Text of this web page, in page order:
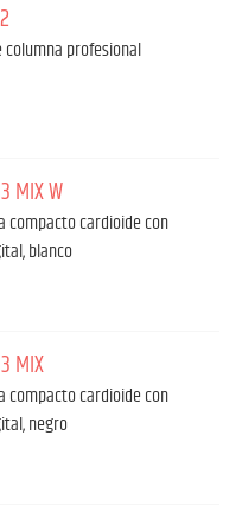
columna profesional
MIX W
compacto cardioide con
blanco
MIX
compacto cardioide con
negro